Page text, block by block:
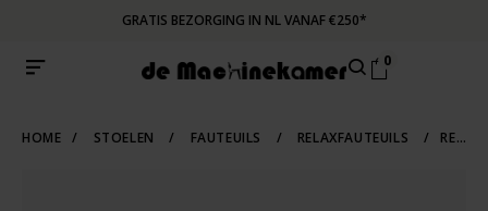
GRATIS BEZORGING IN NL VANAF €250*
0
HOME / STOELEN / FAUTEUILS / RELAXFAUTEUILS / RELAXFAUTEUIL AKSEL SILVER